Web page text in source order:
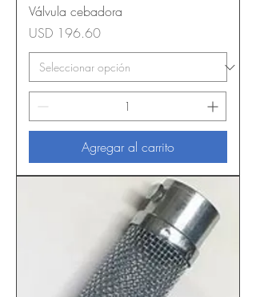
Válvula cebadora
Precio
USD 196.60
Agregar al carrito